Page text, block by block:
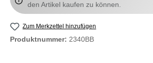
den Artikel kaufen zu können.
Zum Merkzettel hinzufügen
Produktnummer: 2340BB